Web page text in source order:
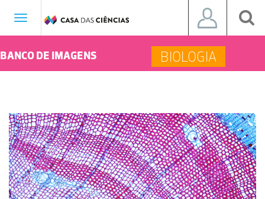
Toggle
BANCO DE IMAGENS BIOLOGIA